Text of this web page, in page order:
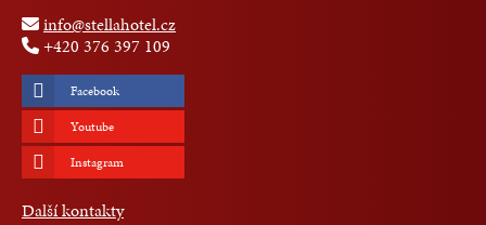
info@stellahotel.cz
+420 376 397 109
Facebook
Youtube
Instagram
Další kontakty